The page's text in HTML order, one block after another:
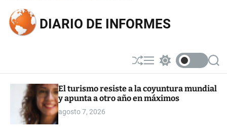
DIARIO DE INFORMES
S
h
ff
l
M
e
u
w
t
c
S
e
r
El turismo resiste a la coyuntura mundial
y apunta a otro año en máximos
agosto 7, 2026